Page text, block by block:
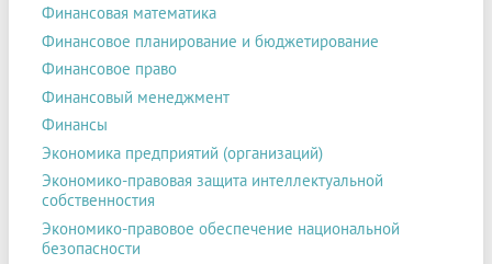
Финансовая математика
Финансовое планирование и бюджетирование
Финансовое право
Финансовый менеджмент
Финансы
Экономика предприятий (организаций)
Экономико-правовая защита интеллектуальной
собственностия
Экономико-правовое обеспечение национальной
безопасности